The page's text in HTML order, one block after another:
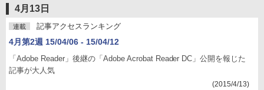
4月13日
連載 記事アクセスランキング
4月第2週 15/04/06 - 15/04/12
「Adobe Reader」後継の「Adobe Acrobat Reader DC」公開を報じた
記事が大人気
(2015/4/13)